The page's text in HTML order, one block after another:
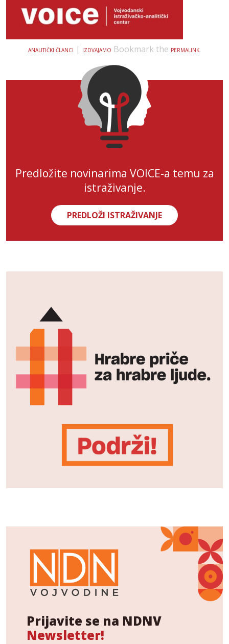
ANALITIČKI ČLANCI | IZDVAJAMO Bookmark the PERMALINK.
Predložite novinarima VOICE-a temu za
istraživanje.
PREDLOŽI ISTRAŽIVANJE
Prijavite se na NDNV
Newsletter!